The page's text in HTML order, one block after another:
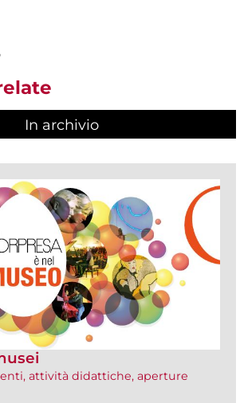
In archivio
attività didattiche, aperture